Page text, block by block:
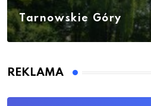
Tarnowskie Góry
REKLAMA